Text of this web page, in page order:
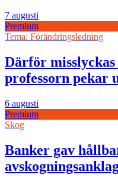
7 augusti
Premium
Tema: Förändringsledning
Därför
professorn pekar
6 augusti
Premium
Skog
Banker gav